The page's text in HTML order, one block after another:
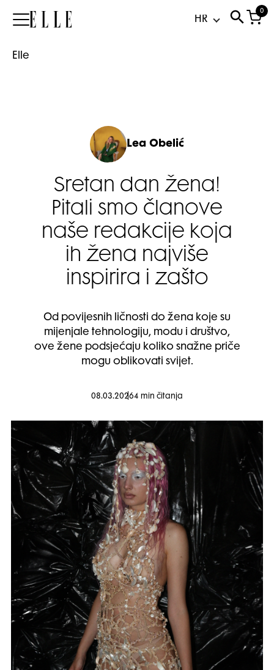
Elle
0
Elle
Sretan dan žena!
Pitali smo članove
naše redakcije koja
ih žena najviše
inspirira i zašto
Od povijesnih ličnosti do žena koje su
mijenjale tehnologiju, modu i društvo,
ove žene podsjećaju koliko snažne priče
mogu oblikovati svijet.
08.03.20264 min čitanja
Lea Obelić